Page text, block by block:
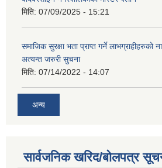
मिति: 07/09/2025 - 15:21
समाजिक सुरक्षा भता प्राप्त गर्ने लाभग्राहीहरुको
अत्यन्त जरुरी सुचना
मिति: 07/14/2022 - 14:07
अन्य
सार्वजनिक खरिद/बोलपत्र